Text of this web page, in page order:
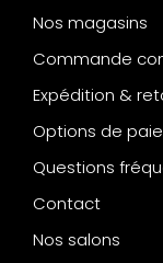
Nos magasins
Commande
Expédition &
Options de
Questions
Contact
Nos salons